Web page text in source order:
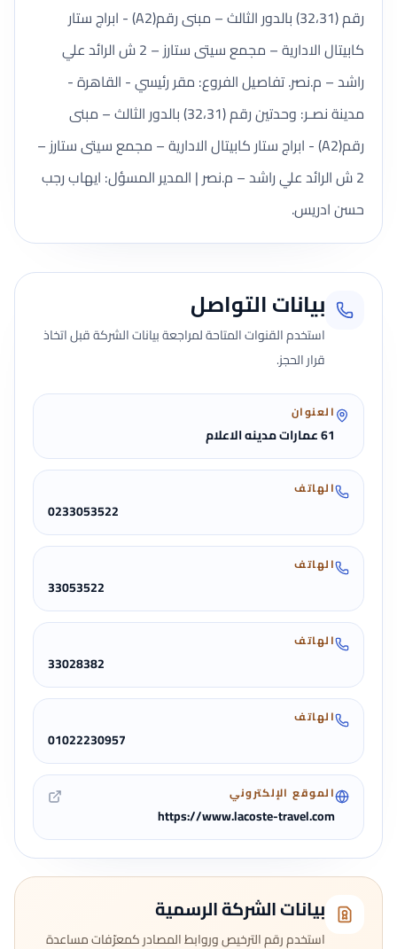
رقم (32،31) بالدور الثالث – مبنى رقم(A2) - ابراج ستار
كابيتال الادارية – مجمع سيتى ستارز – 2 ش الرائد علي
راشد – م.نصر. تفاصيل الفروع: مقر رئيسي - القاهرة -
مدينة نصـر: وحدتين رقم (32،31) بالدور الثالث – مبنى
رقم(A2) - ابراج ستار كابيتال الادارية – مجمع سيتى ستارز –
2 ش الرائد علي راشد – م.نصر | المدير المسؤل: ايهاب رجب
حسن ادريس.
بيانات التواصل
استخدم القنوات المتاحة لمراجعة بيانات الشركة قبل اتخاذ
قرار الحجز.
العنوان
61 عمارات مدينه الاعلام
الهاتف
0233053522
الهاتف
33053522
الهاتف
33028382
الهاتف
01022230957
الموقع الإلكتروني
https://www.lacoste-travel.com
بيانات الشركة الرسمية
استخدم رقم الترخيص وروابط المصادر كمعرّفات مساعدة